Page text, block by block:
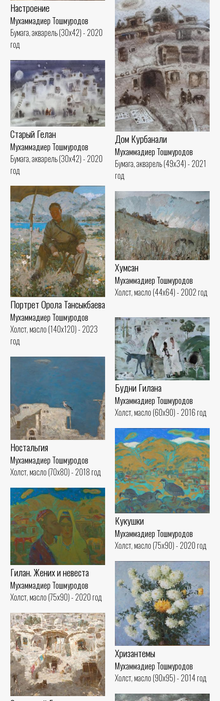
Настроение
Мухаммадиер Тошмуродов
Бумага, акварель (30x42) - 2020
год
Дом Курбанали
Мухаммадиер Тошмуродов
Бумага, акварель (49x34) - 2021
год
Старый Гелан
Мухаммадиер Тошмуродов
Бумага, акварель (30x42) - 2020
год
Портрет Орола Тансыкбаева
Мухаммадиер Тошмуродов
Холст, масло (140x120) - 2023
год
Хумсан
Мухаммадиер Тошмуродов
Холст, масло (44x64) - 2002 год
Будни Гилана
Мухаммадиер Тошмуродов
Холст, масло (60x90) - 2016 год
Ностальгия
Мухаммадиер Тошмуродов
Холст, масло (70x80) - 2018 год
Кукушки
Мухаммадиер Тошмуродов
Холст, масло (75x90) - 2020 год
Гилан. Жених и невеста
Мухаммадиер Тошмуродов
Холст, масло (75x90) - 2020 год
Хризантемы
Мухаммадиер Тошмуродов
Холст, масло (90x95) - 2014 год